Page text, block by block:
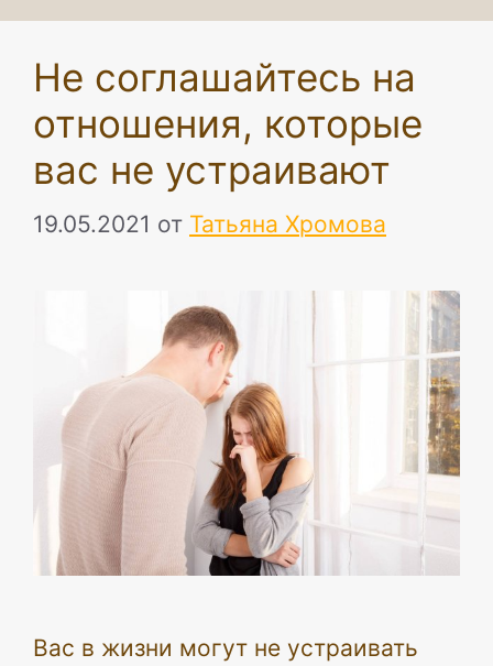
Не соглашайтесь на
отношения, которые
вас не устраивают
19.05.2021 от Татьяна Хромова
Вас в жизни могут не устраивать